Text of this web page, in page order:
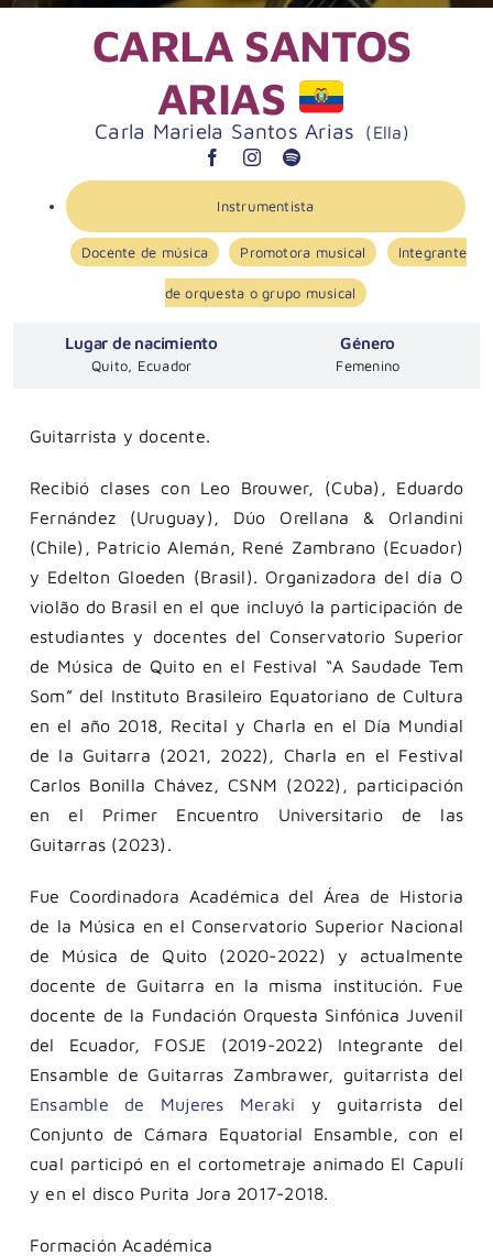
Guitarrista y docente.
Recibió clases con Leo Brouwer, (Cuba), Eduardo
Fernández (Uruguay), Dúo Orellana & Orlandini
(Chile), Patricio Alemán, René Zambrano (Ecuador)
y Edelton Gloeden (Brasil). Organizadora del día O
violão do Brasil en el que incluyó la participación de
estudiantes y docentes del Conservatorio Superior
de Música de Quito en el Festival “A Saudade Tem
Som” del Instituto Brasileiro Equatoriano de Cultura
en el año 2018, Recital y Charla en el Día Mundial
de la Guitarra (2021, 2022), Charla en el Festival
Carlos Bonilla Chávez, CSNM (2022), participación
en el Primer Encuentro Universitario de las
Guitarras (2023).
Fue Coordinadora Académica del Área de Historia
de la Música en el Conservatorio Superior Nacional
de Música de Quito (2020-2022) y actualmente
docente de Guitarra en la misma institución. Fue
docente de la Fundación Orquesta Sinfónica Juvenil
del Ecuador, FOSJE (2019-2022) Integrante del
Ensamble de Guitarras Zambrawer, guitarrista del
Ensamble de Mujeres Meraki y guitarrista del
Conjunto de Cámara Equatorial Ensamble, con el
cual participó en el cortometraje animado El Capulí
y en el disco Purita Jora 2017-2018.
Formación Académica
CARLA SANTOS
ARIAS
Carla Mariela Santos Arias (Ella)
Instrumentista
Docente de música Promotora musical Integrante
de orquesta o grupo musical
Lugar de nacimiento
Quito, Ecuador
Género
Femenino